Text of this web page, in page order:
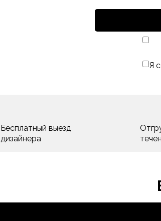
Я
Бесплатный выезд
дизайнера